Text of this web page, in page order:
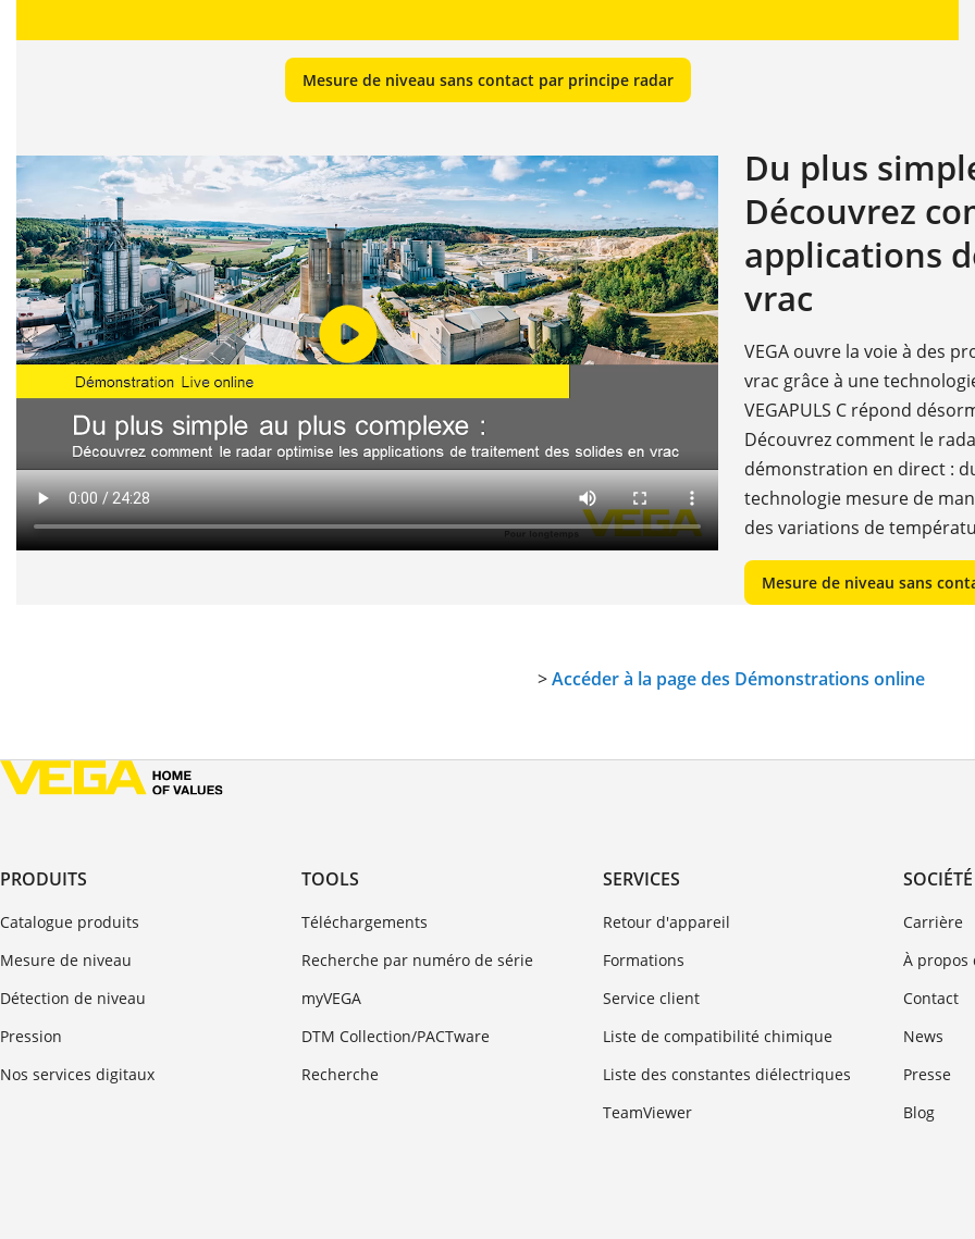
Mesure de niveau sans contact par principe radar
Du plus
Découvrez
applications
vrac
VEGA ouvre la voie à des
vrac grâce à une
VEGAPULS C répond
Découvrez comment le
démonstration en direct :
technologie mesure de
des variations de
Mesure de niveau sans
>Accéder à la page des Démonstrations online
PRODUITS
Catalogue produits
Mesure de niveau
Détection de niveau
Pression
Nos services digitaux
TOOLS
Téléchargements
Recherche par numéro de série
myVEGA
DTM Collection/PACTware
Recherche
SERVICES
Retour d'appareil
Formations
Service client
Liste de compatibilité chimique
Liste des constantes diélectriques
TeamViewer
SOCIÉTÉ
Carrière
À propos
Contact
News
Presse
Blog